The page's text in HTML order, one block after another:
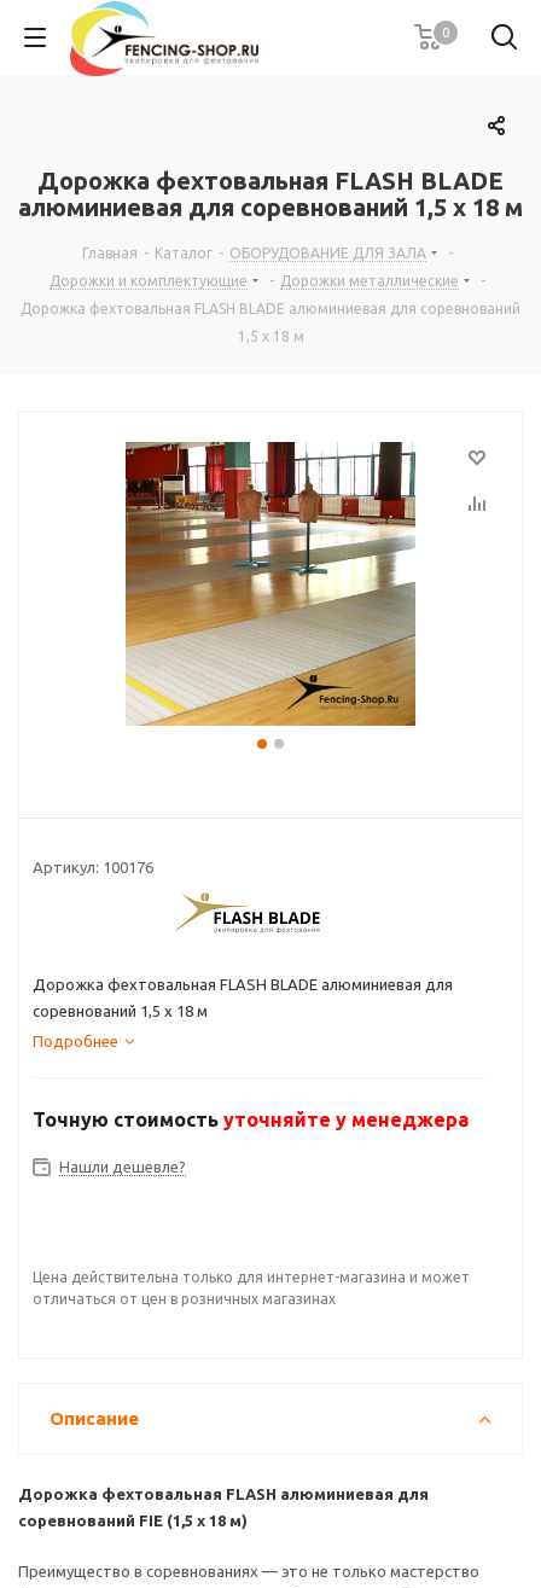
0
Дорожка фехтовальная FLASH BLADE
алюминиевая для соревнований 1,5 x 18 м
Главная - Каталог - ОБОРУДОВАНИЕ ДЛЯ ЗАЛА
-
Дорожки и комплектующие
- Дорожки металлические
-
Дорожка фехтовальная FLASH BLADE алюминиевая для соревнований
1,5 x 18 м
Артикул: 100176
Дорожка фехтовальная FLASH BLADE алюминиевая для
соревнований 1,5 x 18 м
Подробнее
Точную стоимость уточняйте у менеджера
Нашли дешевле?
Цена действительна только для интернет-магазина и может
отличаться от цен в розничных магазинах
Описание
Дорожка фехтовальная FLASH алюминиевая для
соревнований FIE (1,5 x 18 м)
Преимущество в соревнованиях — это не только мастерство